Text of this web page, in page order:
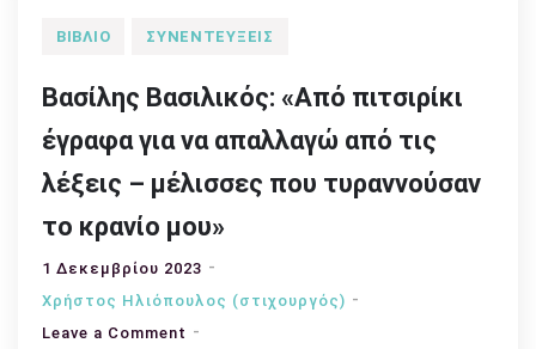
ΒΙΒΛΊΟ ΣΥΝΕΝΤΕΎΞΕΙΣ
Βασίλης Βασιλικός: «Από πιτσιρίκι
έγραφα για να απαλλαγώ από τις
λέξεις – μέλισσες που τυραννούσαν
το κρανίο μου»
1 Δεκεμβρίου 2023
Χρήστος Ηλιόπουλος (στιχουργός)
Leave a Comment on